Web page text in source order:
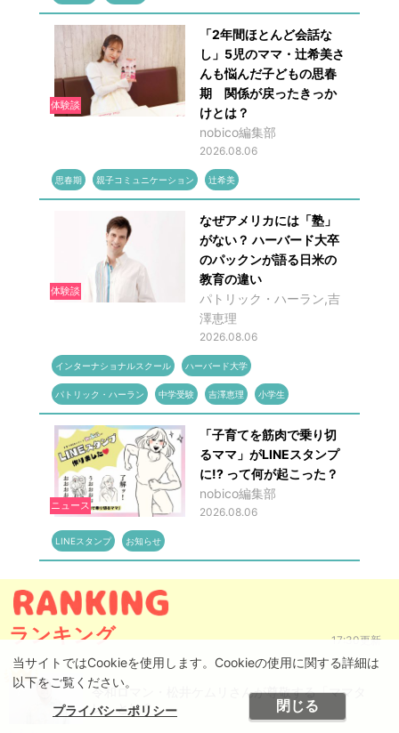
当サイトではCookieを使用します。Cookieの使用に関する詳細は
以下をご覧ください。
プライバシーポリシー
閉じる
体験談
「2年間ほとんど会話な
し」5児のママ・辻希美さ
んも悩んだ子どもの思春
期 関係が戻ったきっか
けとは？
nobico編集部
2026.08.06
思春期 親子コミュニケーション 辻希美
体験談
なぜアメリカには「塾」
がない？ ハーバード大卒
のパックンが語る日米の
教育の違い
パトリック・ハーラン,吉
澤恵理
2026.08.06
インターナショナルスクール ハーバード大学
パトリック・ハーラン 中学受験 吉澤恵理 小学生
ニュース
「子育てを筋肉で乗り切
るママ」がLINEスタンプ
に!? って何が起こった？
nobico編集部
2026.08.06
LINEスタンプ お知らせ
ランキング 17:30更新
令和ロマン・松井ケムリさんが尊敬する「ママタ
レ」とは？